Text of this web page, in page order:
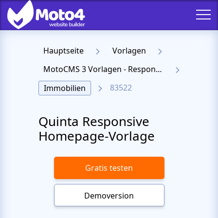
Hauptseite
Vorlagen
MotoCMS 3 Vorlagen - Responsive Templates für Website
Immobilien
83522
Quinta Responsive
Homepage-Vorlage
Gratis testen
Demoversion